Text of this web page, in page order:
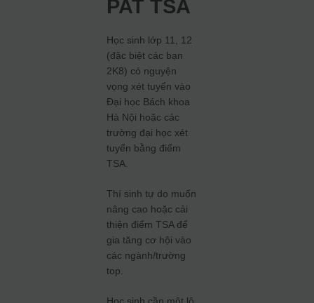
PAT TSA
Học sinh lớp 11, 12
(đặc biệt các bạn
2K8) có nguyện
vọng xét tuyển vào
Đại học Bách khoa
Hà Nội hoặc các
trường đại học xét
tuyển bằng điểm
TSA.
Thí sinh tự do muốn
nâng cao hoặc cải
thiện điểm TSA để
gia tăng cơ hội vào
các ngành/trường
top.